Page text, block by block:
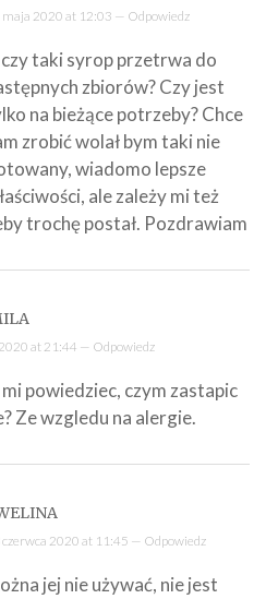
maja 2020 at 12:03 — Odpowiedz
taki syrop przetrwa do
zbiorów? Czy jest
na bieżące potrzeby? Chce
zrobić wolał bym taki nie
wiadomo lepsze
ale zależy mi też
trochę postał. Pozdrawiam
at 21:44 — Odpowiedz
powiedziec, czym zastapic
Ze wzgledu na alergie.
czerwca 2020 at 11:45 — Odpowiedz
jej nie używać, nie jest